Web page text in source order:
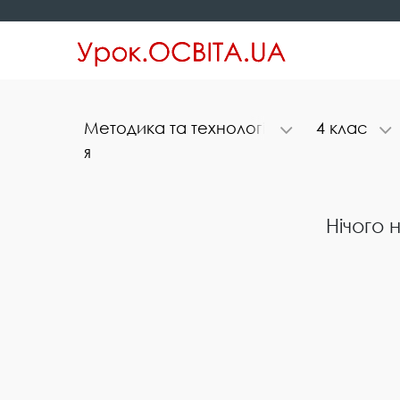
М​е​т​о​д​и​к​а​ ​т​а​ ​т​е​х​н​о​л​о​г​і​
я
4​ ​к​л​а​с
Нічого